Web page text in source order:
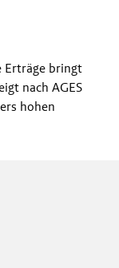
Erträge bringt
nach AGES
hohen